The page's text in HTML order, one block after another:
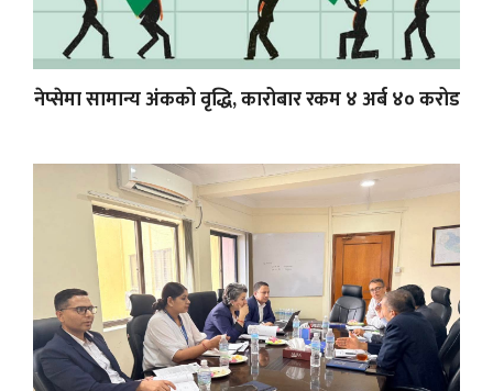
नेप्सेमा सामान्य अंकको वृद्धि, कारोबार रकम ४ अर्ब ४० करोड